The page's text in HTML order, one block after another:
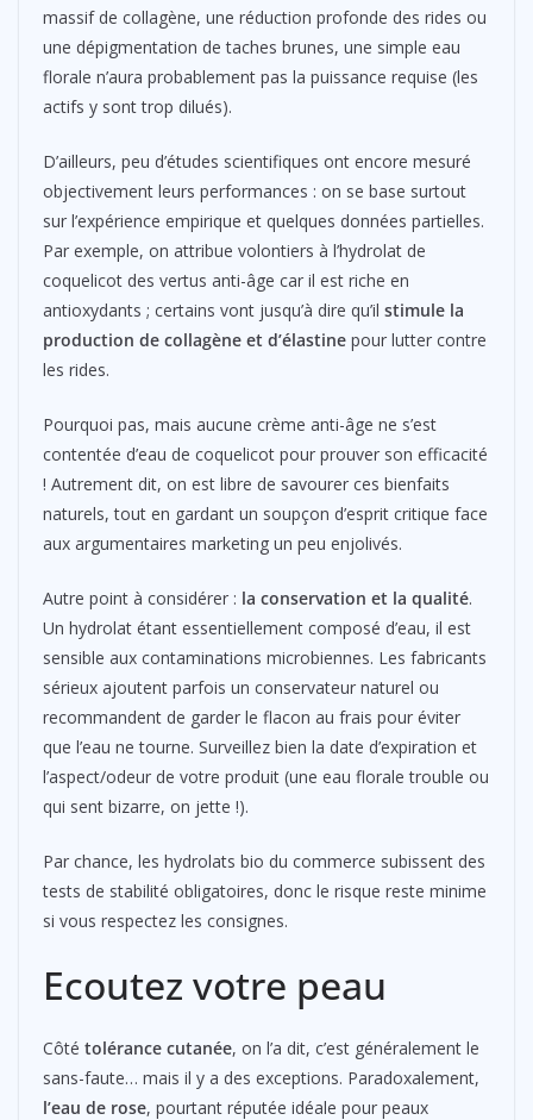
massif de collagène, une réduction profonde des rides ou
une dépigmentation de taches brunes, une simple eau
florale n’aura probablement pas la puissance requise (les
actifs y sont trop dilués).
D’ailleurs, peu d’études scientifiques ont encore mesuré
objectivement leurs performances : on se base surtout
sur l’expérience empirique et quelques données partielles.
Par exemple, on attribue volontiers à l’hydrolat de
coquelicot des vertus anti-âge car il est riche en
antioxydants ; certains vont jusqu’à dire qu’il stimule la
production de collagène et d’élastine pour lutter contre
les rides.
Pourquoi pas, mais aucune crème anti-âge ne s’est
contentée d’eau de coquelicot pour prouver son efficacité
! Autrement dit, on est libre de savourer ces bienfaits
naturels, tout en gardant un soupçon d’esprit critique face
aux argumentaires marketing un peu enjolivés.
Autre point à considérer : la conservation et la qualité.
Un hydrolat étant essentiellement composé d’eau, il est
sensible aux contaminations microbiennes. Les fabricants
sérieux ajoutent parfois un conservateur naturel ou
recommandent de garder le flacon au frais pour éviter
que l’eau ne tourne. Surveillez bien la date d’expiration et
l’aspect/odeur de votre produit (une eau florale trouble ou
qui sent bizarre, on jette !).
Par chance, les hydrolats bio du commerce subissent des
tests de stabilité obligatoires, donc le risque reste minime
si vous respectez les consignes.
Ecoutez votre peau
Côté tolérance cutanée, on l’a dit, c’est généralement le
sans-faute… mais il y a des exceptions. Paradoxalement,
l’eau de rose, pourtant réputée idéale pour peaux